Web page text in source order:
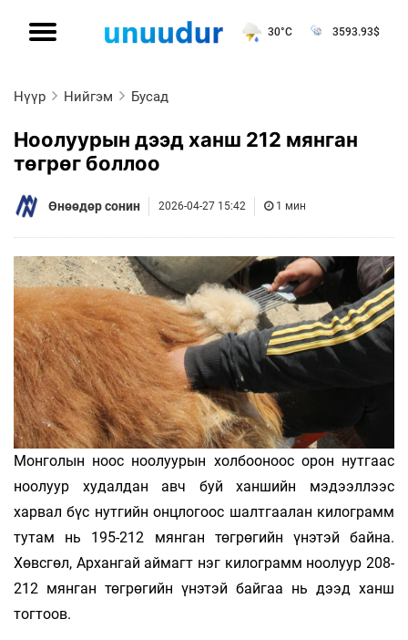
30°C 3593.93$
Нүүр Нийгэм Бусад
Ноолуурын дээд ханш 212 мянган
төгрөг боллоо
Өнөөдөр сонин 2026-04-27 15:42 1 мин
Монголын ноос ноолуурын холбооноос орон нутгаас
ноолуур худалдан авч буй ханшийн мэдээллээс
харвал бүс нутгийн онцлогоос шалтгаалан килограмм
тутам нь 195-212 мянган төгрөгийн үнэтэй байна.
Хөвсгөл, Архангай аймагт нэг килограмм ноолуур 208-
212 мянган төгрөгийн үнэтэй байгаа нь дээд ханш
тогтоов.